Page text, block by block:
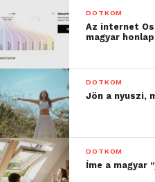
DOTKOM
Az internet
magyar honlap
DOTKOM
Jön a nyuszi,
DOTKOM
Íme a magyar